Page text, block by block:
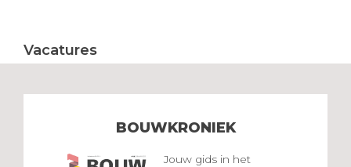
Vacatures
BOUWKRONIEK
Jouw gids in het